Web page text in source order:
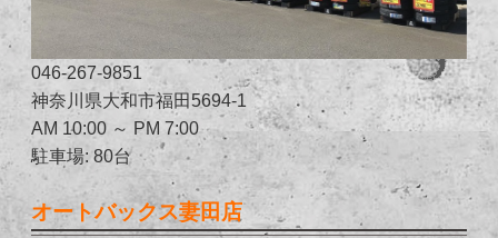
046-267-9851
神奈川県大和市福田5694-1
AM 10:00 ～ PM 7:00
駐車場: 80台
オートバックス妻田店